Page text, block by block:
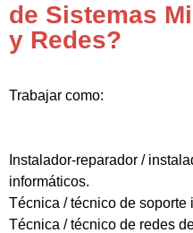
de Sistemas
y Redes?
Trabajar como:
Instalador-reparador /
informáticos.
Técnica / técnico de soporte
Técnica / técnico de redes